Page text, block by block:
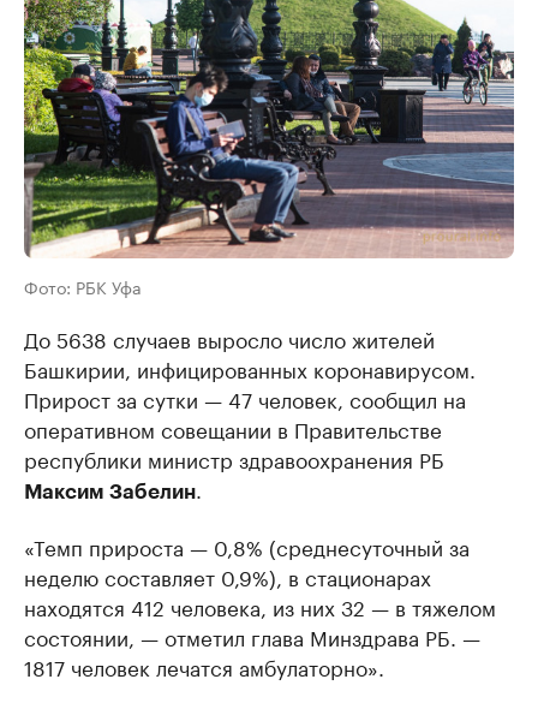
Фото: РБК Уфа
До 5638 случаев выросло число жителей
Башкирии, инфицированных коронавирусом.
Прирост за сутки — 47 человек, сообщил на
оперативном совещании в Правительстве
республики министр здравоохранения РБ
Максим Забелин.
«Темп прироста — 0,8% (среднесуточный за
неделю составляет 0,9%), в стационарах
находятся 412 человека, из них 32 — в тяжелом
состоянии, — отметил глава Минздрава РБ. —
1817 человек лечатся амбулаторно».